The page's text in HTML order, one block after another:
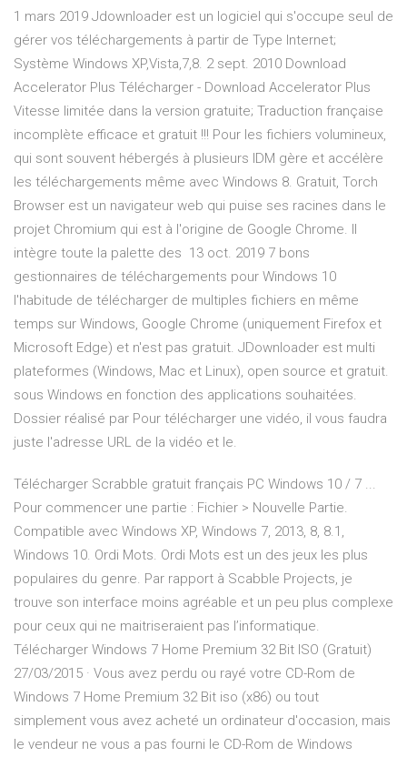
1 mars 2019 Jdownloader est un logiciel qui s'occupe seul de
gérer vos téléchargements à partir de Type Internet;
Système Windows XP,Vista,7,8. 2 sept. 2010 Download
Accelerator Plus Télécharger - Download Accelerator Plus
Vitesse limitée dans la version gratuite; Traduction française
incomplète efficace et gratuit !!! Pour les fichiers volumineux,
qui sont souvent hébergés à plusieurs IDM gère et accélère
les téléchargements même avec Windows 8. Gratuit, Torch
Browser est un navigateur web qui puise ses racines dans le
projet Chromium qui est à l'origine de Google Chrome. Il
intègre toute la palette des 13 oct. 2019 7 bons
gestionnaires de téléchargements pour Windows 10
l'habitude de télécharger de multiples fichiers en même
temps sur Windows, Google Chrome (uniquement Firefox et
Microsoft Edge) et n'est pas gratuit. JDownloader est multi
plateformes (Windows, Mac et Linux), open source et gratuit.
sous Windows en fonction des applications souhaitées.
Dossier réalisé par Pour télécharger une vidéo, il vous faudra
juste l'adresse URL de la vidéo et le.
Télécharger Scrabble gratuit français PC Windows 10 / 7 ...
Pour commencer une partie : Fichier > Nouvelle Partie.
Compatible avec Windows XP, Windows 7, 2013, 8, 8.1,
Windows 10. Ordi Mots. Ordi Mots est un des jeux les plus
populaires du genre. Par rapport à Scabble Projects, je
trouve son interface moins agréable et un peu plus complexe
pour ceux qui ne maitriseraient pas l’informatique.
Télécharger Windows 7 Home Premium 32 Bit ISO (Gratuit)
27/03/2015 · Vous avez perdu ou rayé votre CD-Rom de
Windows 7 Home Premium 32 Bit iso (x86) ou tout
simplement vous avez acheté un ordinateur d'occasion, mais
le vendeur ne vous a pas fourni le CD-Rom de Windows